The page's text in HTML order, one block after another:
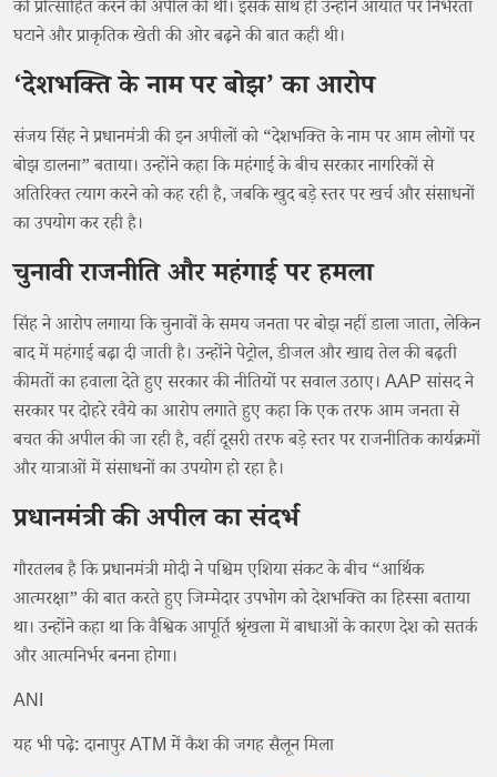
को प्रोत्साहित करने की अपील की थी। इसके साथ ही उन्होंने आयात पर निर्भरता
घटाने और प्राकृतिक खेती की ओर बढ़ने की बात कही थी।
‘देशभक्ति के नाम पर बोझ’ का आरोप
संजय सिंह ने प्रधानमंत्री की इन अपीलों को “देशभक्ति के नाम पर आम लोगों पर
बोझ डालना” बताया। उन्होंने कहा कि महंगाई के बीच सरकार नागरिकों से
अतिरिक्त त्याग करने को कह रही है, जबकि खुद बड़े स्तर पर खर्च और संसाधनों
का उपयोग कर रही है।
चुनावी राजनीति और महंगाई पर हमला
सिंह ने आरोप लगाया कि चुनावों के समय जनता पर बोझ नहीं डाला जाता, लेकिन
बाद में महंगाई बढ़ा दी जाती है। उन्होंने पेट्रोल, डीजल और खाद्य तेल की बढ़ती
कीमतों का हवाला देते हुए सरकार की नीतियों पर सवाल उठाए। AAP सांसद ने
सरकार पर दोहरे रवैये का आरोप लगाते हुए कहा कि एक तरफ आम जनता से
बचत की अपील की जा रही है, वहीं दूसरी तरफ बड़े स्तर पर राजनीतिक कार्यक्रमों
और यात्राओं में संसाधनों का उपयोग हो रहा है।
प्रधानमंत्री की अपील का संदर्भ
गौरतलब है कि प्रधानमंत्री मोदी ने पश्चिम एशिया संकट के बीच “आर्थिक
आत्मरक्षा” की बात करते हुए जिम्मेदार उपभोग को देशभक्ति का हिस्सा बताया
था। उन्होंने कहा था कि वैश्विक आपूर्ति श्रृंखला में बाधाओं के कारण देश को सतर्क
और आत्मनिर्भर बनना होगा।
ANI
यह भी पढ़े: दानापुर ATM में कैश की जगह सैलून मिला